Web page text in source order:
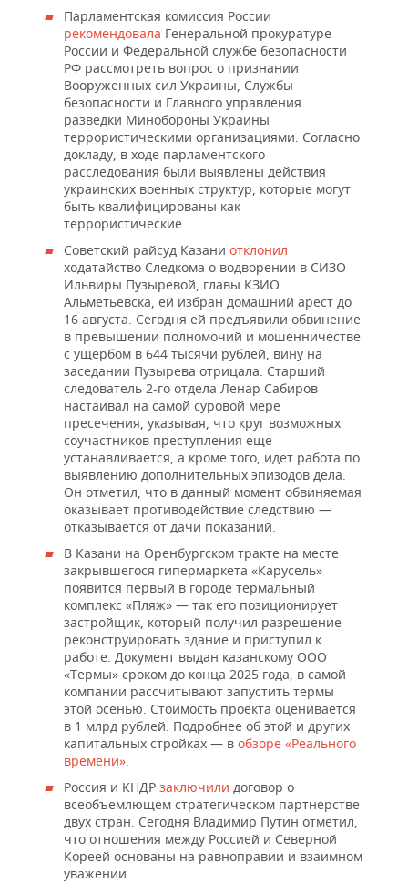
Парламентская комиссия России
рекомендовала Генеральной прокуратуре
России и Федеральной службе безопасности
РФ рассмотреть вопрос о признании
Вооруженных сил Украины, Службы
безопасности и Главного управления
разведки Минобороны Украины
террористическими организациями. Согласно
докладу, в ходе парламентского
расследования были выявлены действия
украинских военных структур, которые могут
быть квалифицированы как
террористические.
Советский райсуд Казани отклонил
ходатайство Следкома о водворении в СИЗО
Ильвиры Пузыревой, главы КЗИО
Альметьевска, ей избран домашний арест до
16 августа. Сегодня ей предъявили обвинение
в превышении полномочий и мошенничестве
с ущербом в 644 тысячи рублей, вину на
заседании Пузырева отрицала. Старший
следователь 2-го отдела Ленар Сабиров
настаивал на самой суровой мере
пресечения, указывая, что круг возможных
соучастников преступления еще
устанавливается, а кроме того, идет работа по
выявлению дополнительных эпизодов дела.
Он отметил, что в данный момент обвиняемая
оказывает противодействие следствию —
отказывается от дачи показаний.
В Казани на Оренбургском тракте на месте
закрывшегося гипермаркета «Карусель»
появится первый в городе термальный
комплекс «Пляж» — так его позиционирует
застройщик, который получил разрешение
реконструировать здание и приступил к
работе. Документ выдан казанскому ООО
«Термы» сроком до конца 2025 года, в самой
компании рассчитывают запустить термы
этой осенью. Стоимость проекта оценивается
в 1 млрд рублей. Подробнее об этой и других
капитальных стройках — в обзоре «Реального
времени».
Россия и КНДР заключили договор о
всеобъемлющем стратегическом партнерстве
двух стран. Сегодня Владимир Путин отметил,
что отношения между Россией и Северной
Кореей основаны на равноправии и взаимном
уважении.